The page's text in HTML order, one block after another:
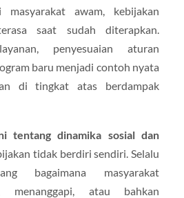
masyarakat awam, kebijakan
saat sudah diterapkan.
penyesuaian aturan
baru menjadi contoh nyata
di tingkat atas berdampak
tentang dinamika sosial dan
tidak berdiri sendiri. Selalu
bagaimana masyarakat
menanggapi, atau bahkan